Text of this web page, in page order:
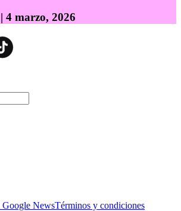
| 4 marzo, 2026
Google NewsTérminos y condiciones